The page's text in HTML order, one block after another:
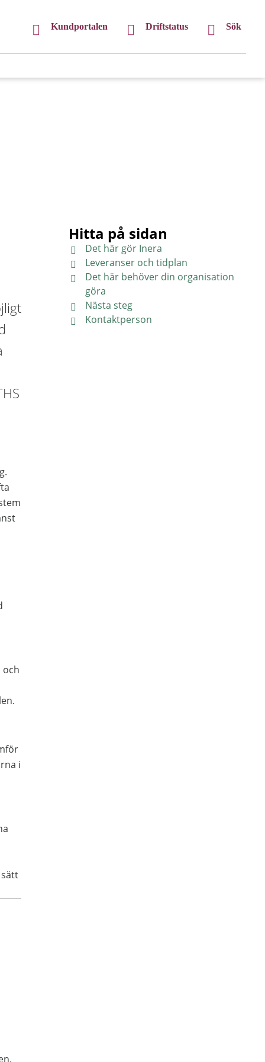
Kundportalen Driftstatus Sök
och
i
Hitta på sidan
Det här gör Inera
Leveranser och tidplan
Det här behöver din organisation
göra
Nästa steg
Kontaktperson